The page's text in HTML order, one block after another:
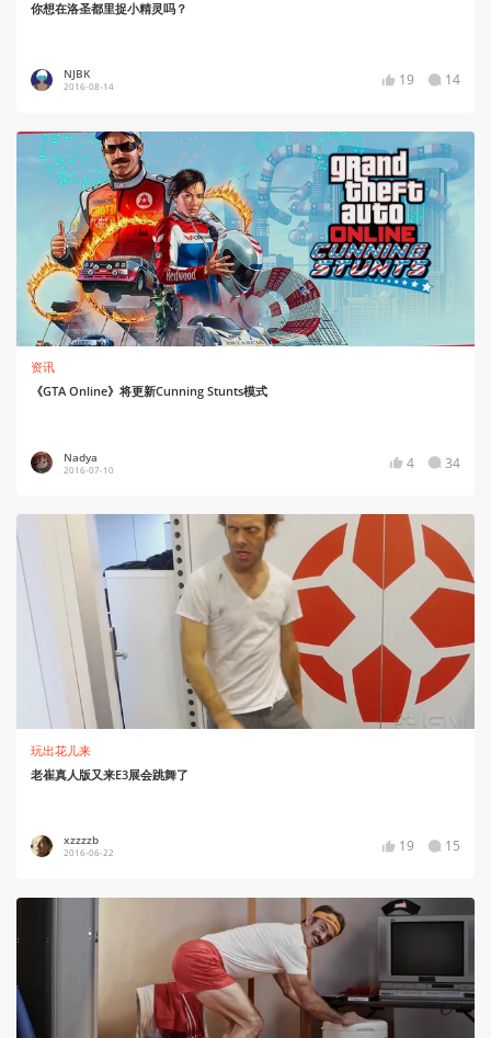
你想在洛圣都里捉小精灵吗？
NJBK
2016-08-14 19 14
资讯
《GTA Online》将更新Cunning Stunts模式
Nadya
2016-07-10 4 34
玩出花儿来
老崔真人版又来E3展会跳舞了
xzzzzb
2016-06-22 19 15